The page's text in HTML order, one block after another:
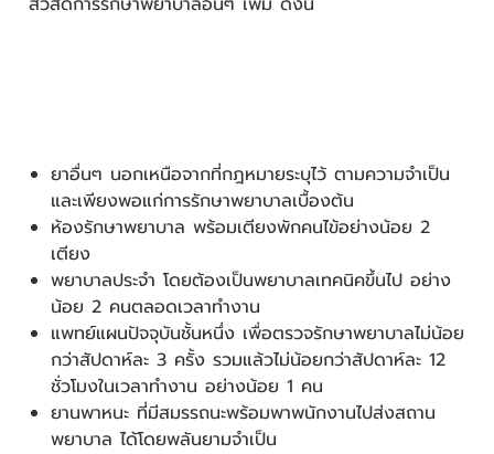
ยาอื่นๆ นอกเหนือจากที่กฎหมายระบุไว้ ตามความจำเป็น
และเพียงพอแก่การรักษาพยาบาลเบื้องต้น
ห้องรักษาพยาบาล พร้อมเตียงพักคนไข้อย่างน้อย 2
เตียง
พยาบาลประจำ โดยต้องเป็นพยาบาลเทคนิคขึ้นไป อย่าง
น้อย 2 คนตลอดเวลาทำงาน
แพทย์แผนปัจจุบันชั้นหนึ่ง เพื่อตรวจรักษาพยาบาลไม่น้อย
กว่าสัปดาห์ละ 3 ครั้ง รวมแล้วไม่น้อยกว่าสัปดาห์ละ 12
ชั่วโมงในเวลาทำงาน อย่างน้อย 1 คน
ยานพาหนะ ที่มีสมรรถนะพร้อมพาพนักงานไปส่งสถาน
พยาบาล ได้โดยพลันยามจำเป็น